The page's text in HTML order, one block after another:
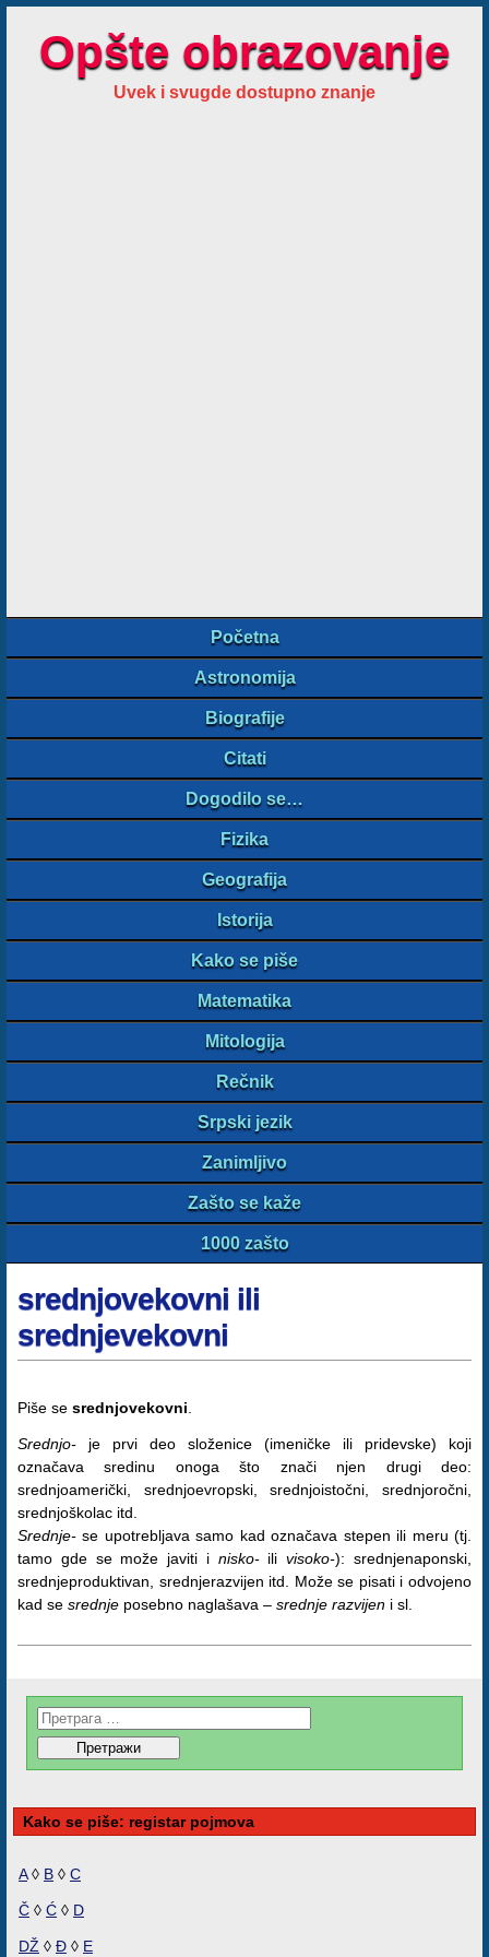
Opšte obrazovanje
Uvek i svugde dostupno znanje
Početna
Astronomija
Biografije
Citati
Dogodilo se…
Fizika
Geografija
Istorija
Kako se piše
Matematika
Mitologija
Rečnik
Srpski jezik
Zanimljivo
Zašto se kaže
1000 zašto
srednjovekovni ili
srednjevekovni
Piše se srednjovekovni
Srednjo- je prvi deo složenice (imeničke ili pridevske) koji
označava sredinu onoga što znači njen drugi deo:
srednjoamerički, srednjoevropski, srednjoistočni, srednjoročni,
srednjoškolac itd.
Srednje- se upotrebljava samo kad označava stepen ili meru (tj.
tamo gde se može javiti i nisko-ilivisoko-): srednjenaponski,
srednjeproduktivan, srednjerazvijen itd. Može se pisati i odvojeno
kad se srednje posebno naglašava – srednje razvijen i sl.
Kako se piše: registar pojmova
A◊ B ◊ C
Č ◊ Ć ◊ D
DŽ ◊ Đ ◊ E